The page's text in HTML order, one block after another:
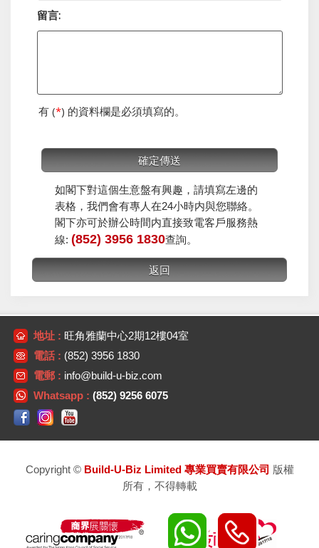
留言:
有 (*) 的資料欄是必須填寫的。
如閣下對這個生意盤有興趣，請填寫左邊的
表格，我們會有專人在24小時内與您聯絡。
閣下亦可於辦公時間内直接致電客戶服務熱
線: (852) 3956 1830查詢。
地址 : 旺角雅蘭中心2期12樓04室
電話 : (852) 3956 1830
電郵 : info@build-u-biz.com
Whatsapp : (852) 9256 6075
Copyright © Build-U-Biz Limited 專業買賣有限公司 版權
所有，不得轉載